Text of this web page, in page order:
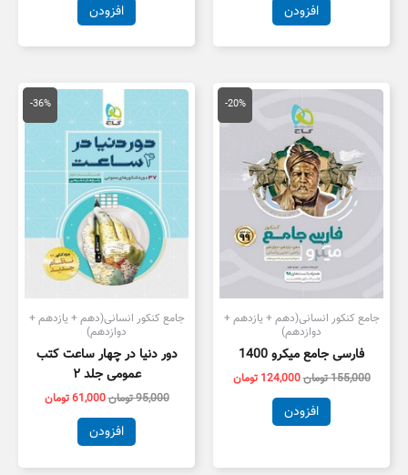
افزودن افزودن
-20%
جامع کنکور انسانی(دهم + یازدهم +
دوازدهم)
فارسی جامع میکرو 1400
155,000تومان
قیمت
اصلی
155,000 تومان
بود.
124,000 تومان
قیمت
فعلی
124,000 تومان
افزودن
-36%
جامع کنکور انسانی(دهم + یازدهم +
دوازدهم)
دور دنیا در چهار ساعت کتب
عمومی جلد ۲
95,000تومان
قیمت
اصلی
95,000 تومان
بود.
61,000تومان
قیمت
فعلی
افزودن